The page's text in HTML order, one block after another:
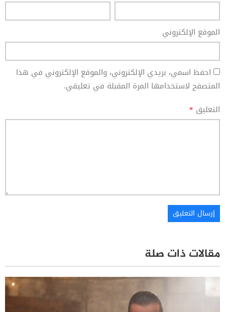
الموقع الإلكتروني
احفظ اسمي، بريدي الإلكتروني، والموقع الإلكتروني في هذا
المتصفح لاستخدامها المرة المقبلة في تعليقي.
التعليق *
مقالات ذات صلة